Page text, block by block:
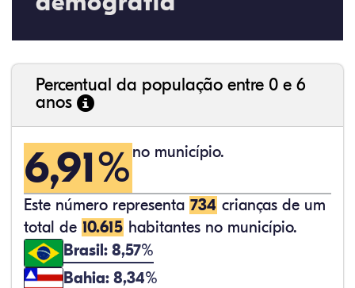
Percentual da população entre 0 e 6
anos
6,91% no município.
Este número representa 734 crianças de um
total de 10.615 habitantes no município.
Brasil: 8,57%
Bahia: 8,34%